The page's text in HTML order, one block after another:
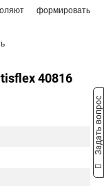
формировать
40816
Задать вопрос